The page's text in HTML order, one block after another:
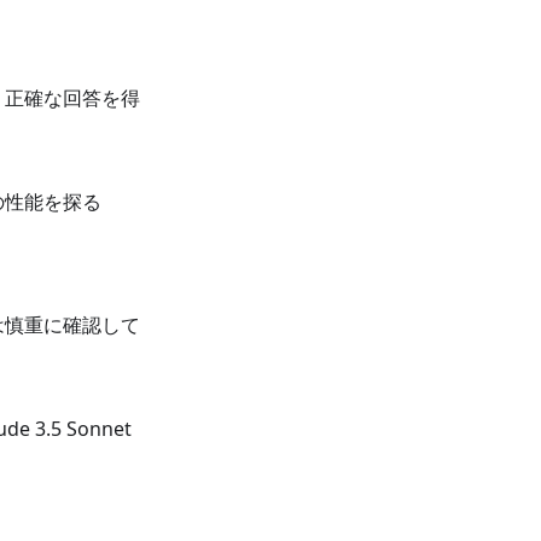
確な回答を得
能を探る
重に確認して
3.5 Sonnet